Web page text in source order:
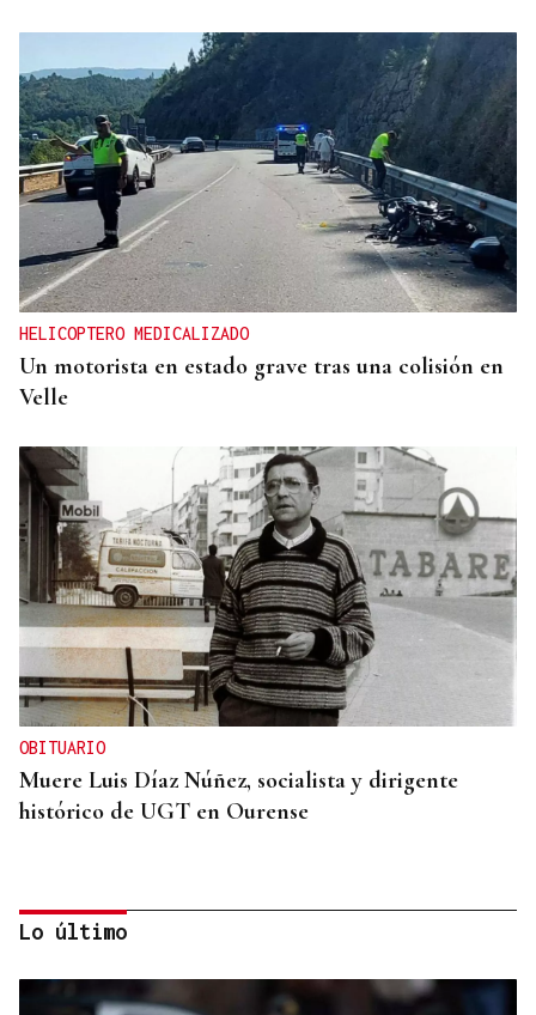
HELICOPTERO MEDICALIZADO
Un motorista en estado grave tras una colisión en
Velle
OBITUARIO
Muere Luis Díaz Núñez, socialista y dirigente
histórico de UGT en Ourense
Lo último